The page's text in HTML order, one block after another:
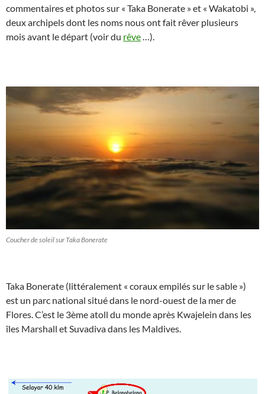
commentaires et photos sur « Taka Bonerate » et « Wakatobi »,
deux archipels dont les noms nous ont fait rêver plusieurs
mois avant le départ (voir du rêve…).
Coucher de soleil sur Taka Bonerate
Taka Bonerate (littéralement « coraux empilés sur le sable »)
est un parc national situé dans le nord-ouest de la mer de
Flores. C’est le 3ème atoll du monde après Kwajelein dans les
îles Marshall et Suvadiva dans les Maldives.